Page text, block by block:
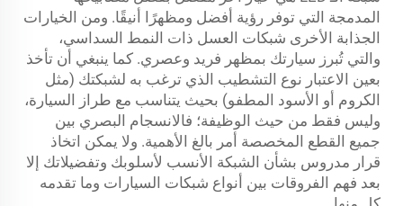
المدمجة التي توفر رؤية أفضل ومظهرًا أنيقًا. ومن الخيارات
الجذابة الأخرى شبكات العسل ذات النمط السداسي،
والتي تُبرز سيارتك بمظهر فريد وعصري. كما ينبغي أن تأخذ
بعين الاعتبار نوع التشطيب الذي ترغب به لشبكتك (مثل
الكروم أو الأسود المطفو) بحيث يتناسب مع طراز السيارة،
وليس فقط من حيث الوظيفة؛ فالانسجام البصري بين
جميع القطع المخصصة أمر بالغ الأهمية. ولا يمكن اتخاذ
قرار مدروس بشأن الشبكة الأنسب لأسلوبك وتفضيلاتك إلا
بعد فهم الفروقات بين أنواع شبكات السيارات وما تقدمه